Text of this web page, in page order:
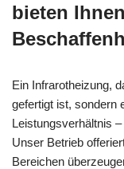
bieten
Ein Infrarotheizung,
gefertigt ist, sondern
Leistungsverhältnis
Unser Betrieb
Bereichen